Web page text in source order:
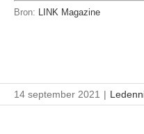
Bron: LINK Magazine
14 september 2021 |